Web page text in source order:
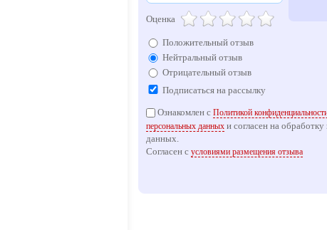
Оценка
Положительный отзыв
Нейтральный отзыв
Отрицательный отзыв
Подписаться на рассылку
Ознакомлен с Политикой
персональных данныхи согласен на
данных.
Согласен с условиями размещения отзыва